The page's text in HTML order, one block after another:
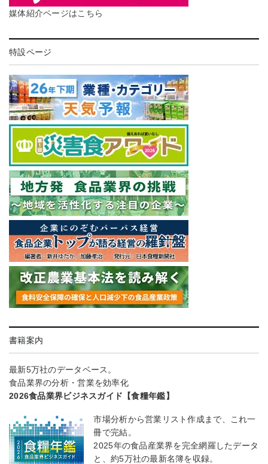
媒体紹介ページはこちら
特設ページ
書籍案内
最新5万社のデータベース。
食品業界の分析・営業を効率化
2026食品業界ビジネスガイド【食糧年鑑】
市場分析から営業リスト作成まで、これ一
冊で完結。
2025年の食品産業界を完全網羅したデータ
と、約5万社の最新名簿を収録。